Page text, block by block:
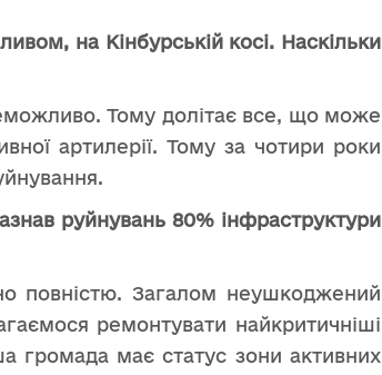
на Кінбурській косі. Наскільки
Тому долітає все, що може
артилерії. Тому за чотири роки
руйнувань 80% інфраструктури
повністю. Загалом неушкоджений
ремонтувати найкритичніші
громада має статус зони активних